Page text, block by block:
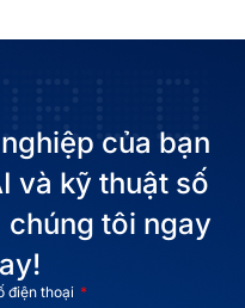
của bạn
và kỹ thuật số
chúng tôi ngay
điện thoại